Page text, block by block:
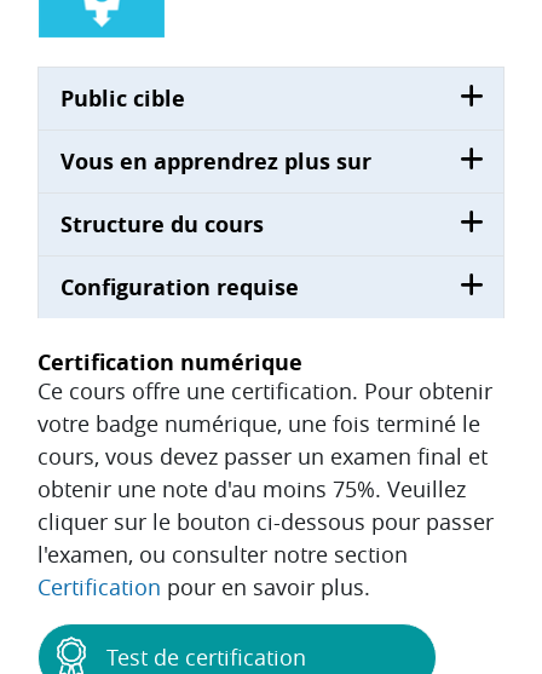
Public cible
Vous en apprendrez plus sur
Structure du cours
Configuration requise
Certification numérique
Ce cours offre une certification. Pour obtenir
votre badge numérique, une fois terminé le
cours, vous devez passer un examen final et
obtenir une note d'au moins 75%. Veuillez
cliquer sur le bouton ci-dessous pour passer
l'examen, ou consulter notre section
Certification pour en savoir plus.
Test de certification